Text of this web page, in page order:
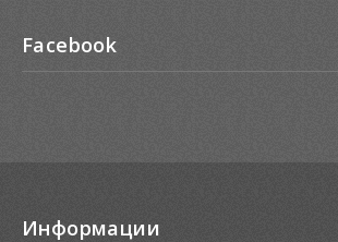
Facebook
Информации